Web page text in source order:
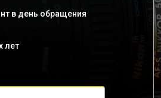
в день обращения
лет